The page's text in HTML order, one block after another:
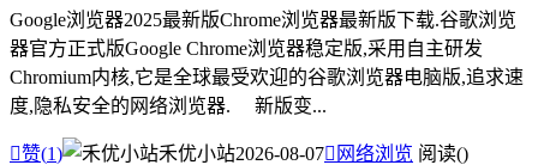
Google浏览器2025最新版Chrome浏览器最新版下载.谷歌浏览
器官方正式版Google Chrome浏览器稳定版,采用自主研发
Chromium内核,它是全球最受欢迎的谷歌浏览器电脑版,追求速
度,隐私安全的网络浏览器. 新版变...
赞(1) 禾优小站2026-08-07 网络浏览 阅读()